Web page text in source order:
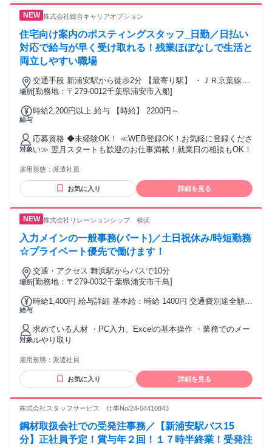
で幅広い年代の方が活躍しています。
株式会社綜合キャリアオプション
住宅向け案内のポスティングスタッフ_日勤／日払い
対応で給与が早く受け取れる！残業ほぼなしで生活と
両立しやすい職場
場所
交通手段 新浦安駅から徒歩2分 【最寄り駅】 ・ＪＲ京葉線
「新浦安駅」
[勤務地：〒279-0012千葉県浦安市入船]
給与
時給2,200円以上 給与 【時給】 2200円～
対象
応募資格 ◆未経験OK！ ≪WEB登録OK！お気軽に登録くださ
い≫ 翌月スタートも歓迎のお仕事満載！就業日の相談もOK！
雇用形態： 派遣社員
お気に入り 詳細を見る
株式会社リレーションシップ 横浜
入力メインの一般事務(パート)／土日祝休み/時短勤務
☆プライベート優先で働けます！
場所
交通・アクセス 舞浜駅からバスで10分
[勤務地：〒279-0032千葉県浦安市千鳥]
給与
時給1,400円 給与詳細 基本給：時給 1400円 交通費別途全額支
対象
求めている人材 ・PC入力、Excelの基本操作 ・業務でのメー
ルやり取り
雇用形態： 派遣社員
お気に入り 詳細を見る
株式会社スタッフサービス 仕事No/24-04410843
鋼材取扱会社での受発注事務／【新浦安駅バス15
分】正社員予定！賞与年２回！１７時半終業！受発注